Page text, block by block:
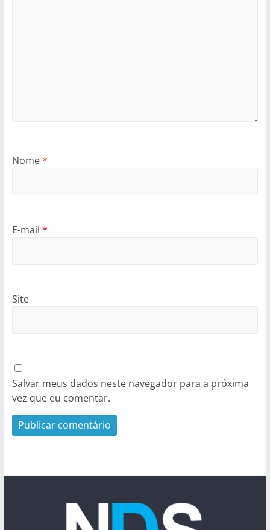
Nome*
E-mail *
Site
Salvar meus dados neste navegador para a próxima
vez que eu comentar.